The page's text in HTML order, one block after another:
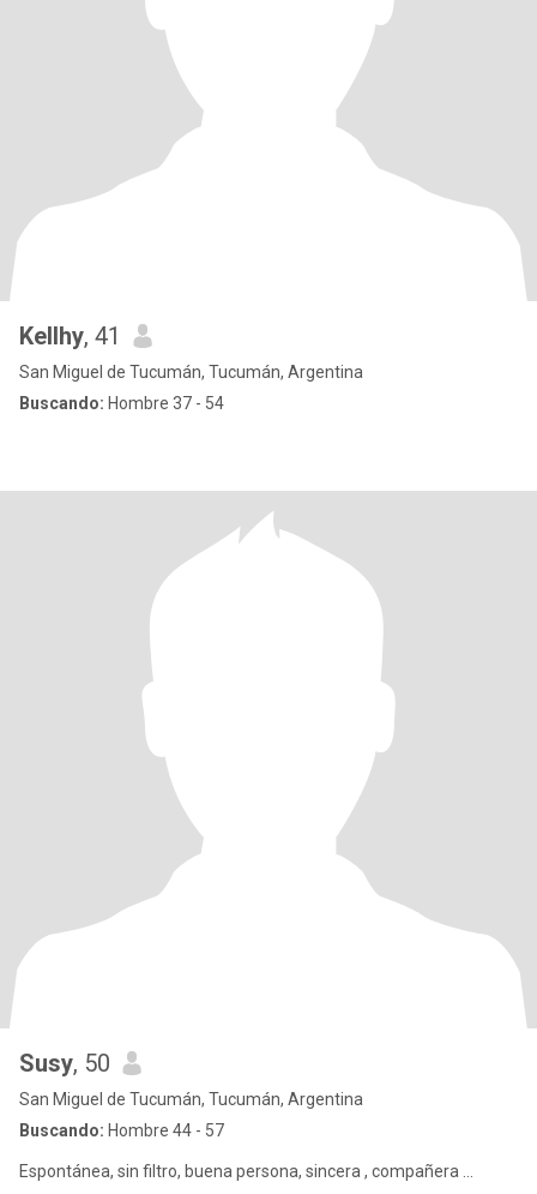
Kellhy, 41
San Miguel de Tucumán, Tucumán, Argentina
Buscando: Hombre 37 - 54
Susy, 50
San Miguel de Tucumán, Tucumán, Argentina
Buscando: Hombre 44 - 57
Espontánea, sin filtro, buena persona, sincera , compañera ...